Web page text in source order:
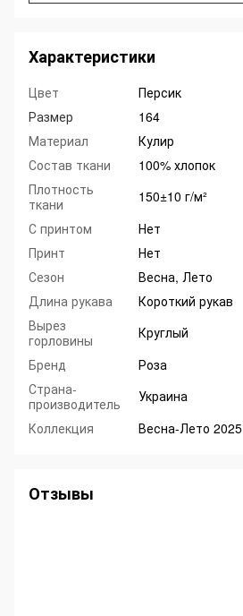
Характеристики
Цвет
Персик
Размер
164
Материал
Кулир
Состав ткани
100% хлопок
Плотность
ткани
150±10 г/м²
С принтом
Нет
Принт
Нет
Сезон
Весна, Лето
Длина рукава
Короткий рукав
Вырез
горловины
Круглый
Бренд
Роза
Страна-
производитель
Украина
Коллекция
Весна-Лето 2025
Отзывы